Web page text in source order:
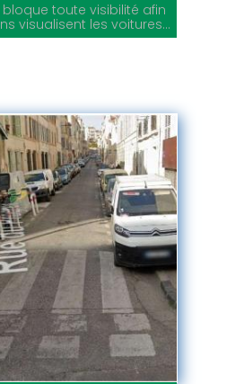
bloque toute visibilité afin
visualisent les voitures...